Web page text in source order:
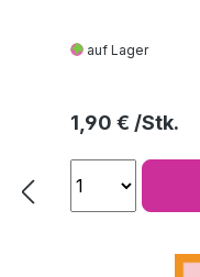
auf Lager
Regulärer Preis:
1,90 €